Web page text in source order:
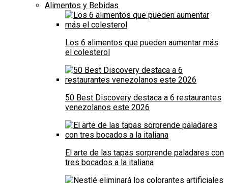
Alimentos y Bebidas
Los 6 alimentos que pueden aumentar más
el colesterol
50 Best Discovery destaca a 6 restaurantes
venezolanos este 2026
El arte de las tapas sorprende paladares con
tres bocados a la italiana